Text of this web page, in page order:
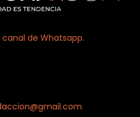
de Whatsapp.